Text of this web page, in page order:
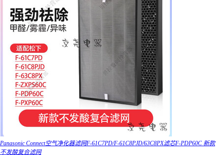
Panasonic Connect空气净化器滤网F-61C7PD/F-61C8PJD/63C8PX滤芯F-PDP60C 新款
不发酸复合滤网